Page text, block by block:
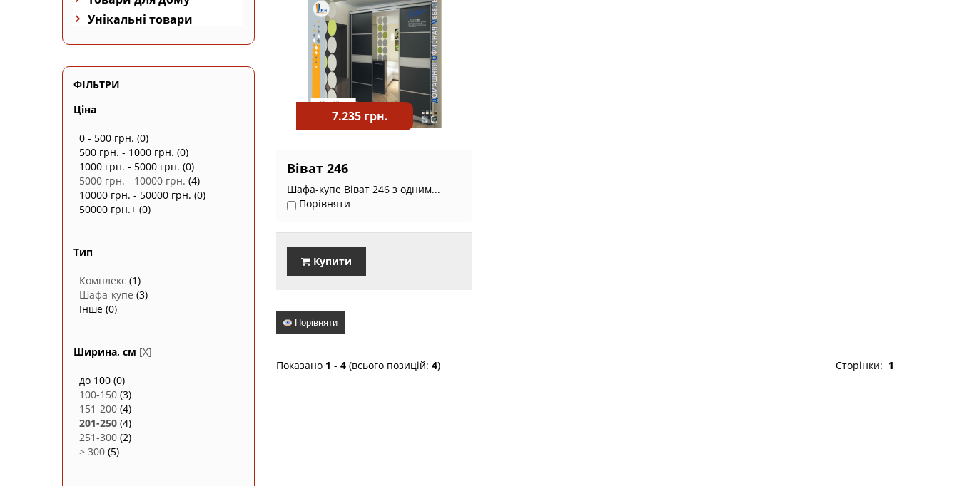
Унікальні товари
ФІЛЬТРИ
Ціна
0 - 500 грн. (0)
500 грн. - 1000 грн. (0)
1000 грн. - 5000 грн. (0)
5000 грн. - 10000 грн. (4)
10000 грн. - 50000 грн. (0)
50000 грн.+ (0)
Тип
Комплекс (1)
Шафа-купе (3)
Інше (0)
Ширина, см [X]
до 100 (0)
100-150 (3)
151-200 (4)
201-250 (4)
251-300 (2)
> 300 (5)
7.235 грн.
Віват 246
Шафа-купе Віват 246 з одним...
Порівняти
Купити
Порівняти
Сторінки: 1
Показано 1 -4 (всього позицій:4)